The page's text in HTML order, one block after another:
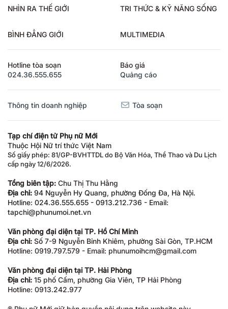
NHÌN RA THẾ GIỚI TRI THỨC & KỸ NĂNG SỐNG
BÌNH ĐẲNG GIỚI MULTIMEDIA
Hotline tòa soạn
024.36.555.655
Báo giá
Quảng cáo
Thông tin doanh nghiệp Tòa soạn
Tạp chí điện tử Phụ nữ Mới
Thuộc Hội Nữ trí thức Việt Nam
Số giấy phép: 81/GP-BVHTTDL do Bộ Văn Hóa, Thể Thao và Du Lịch
cấp ngày 12/6/2026.
Tổng biên tập: Chu Thị Thu Hằng
Địa chỉ: 94 Nguyễn Hy Quang, phường Đống Đa, Hà Nội.
Hotline: 024.36.555.655 - 0913.212.736 - Email:
tapchi@phunumoi.net.vn
Văn phòng đại diện tại TP. Hồ Chí Minh
Địa chỉ: Số 7-9 Nguyễn Bỉnh Khiêm, phường Sài Gòn, TP.HCM
Hotline: 0919.797.579 - Email: phunumoihcm@gmail.com
Văn phòng đại diện tại TP. Hải Phòng
Địa chỉ: 15 phố Cấm, phường Gia Viên, TP Hải Phòng
Hotline: 0913.242.977